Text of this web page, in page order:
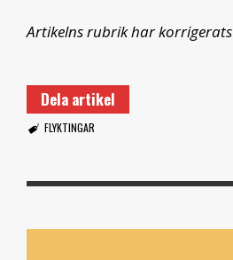
Artikelns rubrik har korrigerats
Dela artikel
FLYKTINGAR